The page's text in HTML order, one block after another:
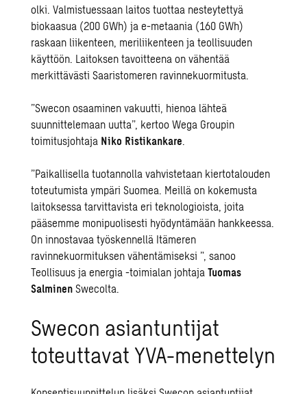
olki. Valmistuessaan laitos tuottaa nesteytettyä
biokaasua (200 GWh) ja e-metaania (160 GWh)
raskaan liikenteen, meriliikenteen ja teollisuuden
käyttöön. Laitoksen tavoitteena on vähentää
merkittävästi Saaristomeren ravinnekuormitusta.
”Swecon osaaminen vakuutti, hienoa lähteä
suunnittelemaan uutta”, kertoo Wega Groupin
toimitusjohtaja Niko Ristikankare.
”Paikallisella tuotannolla vahvistetaan kiertotalouden
toteutumista ympäri Suomea. Meillä on kokemusta
laitoksessa tarvittavista eri teknologioista, joita
pääsemme monipuolisesti hyödyntämään hankkeessa.
On innostavaa työskennellä Itämeren
ravinnekuormituksen vähentämiseksi ”, sanoo
Teollisuus ja energia -toimialan johtajaTuomas
Salminen Swecolta.
Swecon asiantuntijat
toteuttavat YVA-menettelyn